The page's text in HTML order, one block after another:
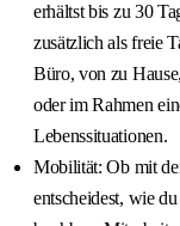
erhältst bis zu 30
zusätzlich als freie
Büro, von zu
oder im Rahmen
Lebenssituationen.
Mobilität: Ob mit
entscheidest, wie